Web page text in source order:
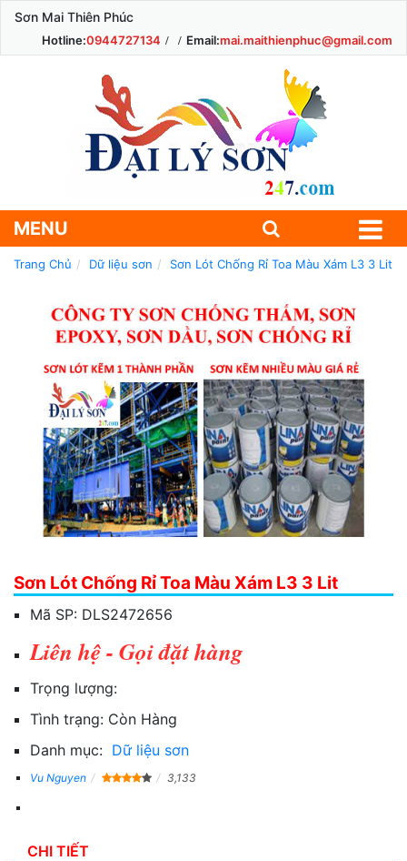
Sơn Mai Thiên Phúc
Hotline:0944727134 Email:mai.maithienphuc@gmail.com
MENU
Trang Chủ Dữ liệu sơn Sơn Lót Chống Rỉ Toa Màu Xám L3 3 Lit
Sơn Lót Chống Rỉ Toa Màu Xám L3 3 Lit
Mã SP: DLS2472656
Liên hệ - Gọi đặt hàng
Trọng lượng:
Tình trạng: Còn Hàng
Danh mục: Dữ liệu sơn
Vu Nguyen 3,133
CHI TIẾT